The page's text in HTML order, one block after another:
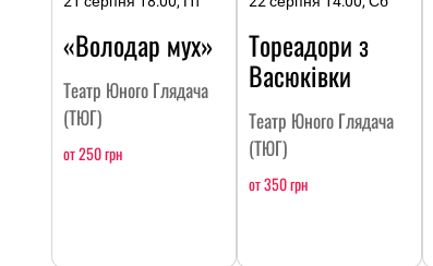
«Володар мух»
Театр Юного Глядача
(ТЮГ)
от 250 грн
Тореадори з
Васюківки
Театр Юного Глядача
(ТЮГ)
от 350 грн